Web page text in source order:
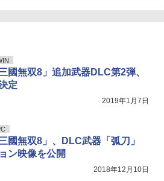
國無双8」追加武器DLC第2弾、
定
2019年1月7日
國無双8」、DLC武器「弧刀」
ン映像を公開
2018年12月10日